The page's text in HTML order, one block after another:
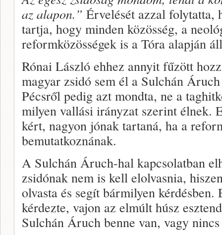
az alapon.” Érvelését azzal folytatta,
tartja, hogy minden közösség, a
reformközösségek is a Tóra alapján
Rónai László ehhez annyit fűzött
magyar zsidó sem él a Sulchán
Pécsről pedig azt mondta, ne a
milyen vallási irányzat szerint élnek.
kért, nagyon jónak tartaná, ha a
bemutatkoznának.
A Sulchán Áruch-hal kapcsolatban
zsidónak nem is kell elolvasnia,
olvasta és segít bármilyen
kérdezte, vajon az elmúlt húsz
Sulchán Áruch benne van, vagy